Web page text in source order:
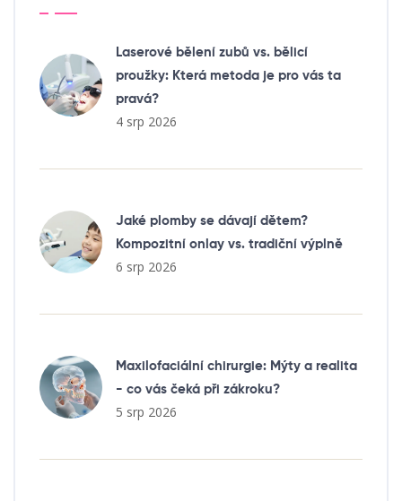
Laserové bělení zubů vs. bělicí
proužky: Která metoda je pro vás ta
pravá?
4 srp 2026
Jaké plomby se dávají dětem?
Kompozitní onlay vs. tradiční výplně
6 srp 2026
Maxilofaciální chirurgie: Mýty a realita
- co vás čeká při zákroku?
5 srp 2026